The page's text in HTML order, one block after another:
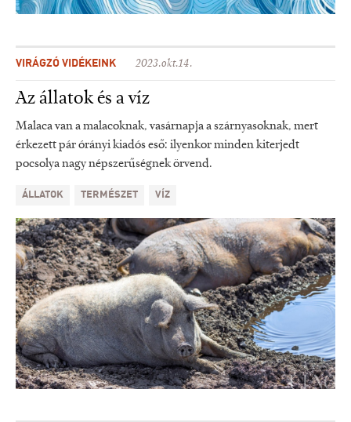
VIRÁGZÓ VIDÉKEINK 2023.okt.14.
Az állatok és a víz
Malaca van a malacoknak, vasárnapja a szárnyasoknak, mert
érkezett pár órányi kiadós eső: ilyenkor minden kiterjedt
pocsolya nagy népszerűségnek örvend.
ÁLLATOK TERMÉSZET VÍZ